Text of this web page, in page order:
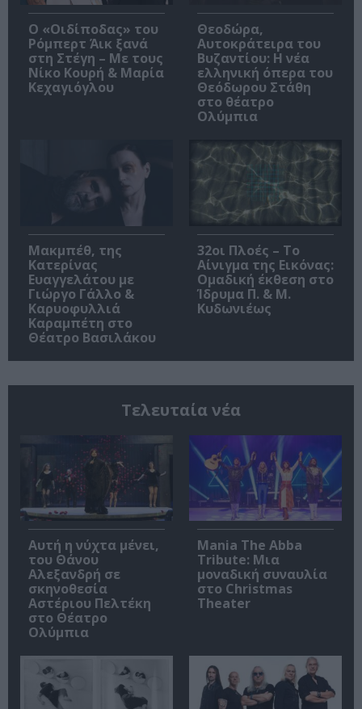
O «Οιδίποδας» του
Ρόμπερτ Άικ ξανά
στη Στέγη – Με τους
Νίκο Κουρή & Μαρία
Κεχαγιόγλου
Θεοδώρα,
Αυτοκράτειρα του
Βυζαντίου: Η νέα
ελληνική όπερα του
Θεόδωρου Στάθη
στο θέατρο
Ολύμπια
Μακμπέθ, της
Κατερίνας
Ευαγγελάτου με
Γιώργο Γάλλο &
Καρυοφυλλιά
Καραμπέτη στο
Θέατρο Βασιλάκου
32οι Πλοές – Το
Αίνιγμα της Εικόνας:
Ομαδική έκθεση στο
Ίδρυμα Π. & Μ.
Κυδωνιέως
Τελευταία νέα
Αυτή η νύχτα μένει,
του Θάνου
Αλεξανδρή σε
σκηνοθεσία
Αστέριου Πελτέκη
στο Θέατρο
Ολύμπια
Mania The Abba
Tribute: Μια
μοναδική συναυλία
στο Christmas
Theater